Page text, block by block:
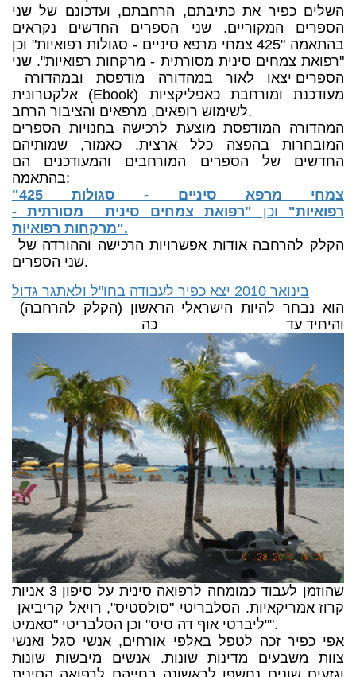
השלים כפיר את כתיבתם, הרחבתם, ועדכונם של שני
הספרים המקוריים. שני הספרים החדשים נקראים
בהתאמה "425 צמחי מרפא סיניים - סגולות רפואיות" וכן
"רפואת צמחים סינית מסורתית - מרקחות רפואיות". שני
הספרים יצאו לאור במהדורה מודפסת ובמהדורה
אלקטרונית (Ebook) מעודכנת ומורחבת כאפליקציות
לשימוש רופאים, מרפאים והציבור הרחב.
המהדורה המודפסת מוצעת לרכישה בחנויות הספרים
המובחרות בהפצה כלל ארצית. כאמור, שמותיהם
החדשים של הספרים המורחבים והמעודכנים הם
בהתאמה:
"425 צמחי מרפא סיניים - סגולות
רפואיות" וכן "רפואת צמחים סינית מסורתית -
מרקחות רפואיות".
שני הספרים.
בינואר 2010 יצא כפיר לעבודה בחו"ל ולאתגר גדול
(הקלק להרחבה) הוא נבחר להיות הישראלי הראשון
והיחיד עד כה
שהוזמן לעבוד כמומחה לרפואה סינית על סיפון 3 אניות
קרוז אמריקאיות. הסלבריטי "סולסטיס", רויאל קריביאן
"ליברטי אוף דה סיס" וכן הסלבריטי "סאמיט".
אפי כפיר זכה לטפל באלפי אורחים, אנשי סגל ואנשי
צוות משבעים מדינות שונות. אנשים מיבשות שונות